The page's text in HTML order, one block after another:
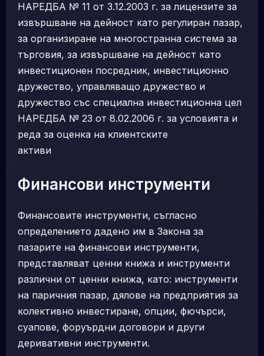
НАРЕДБА № 11 от 3.12.2003 г. за лицензите за
извършване на дейност като регулиран пазар,
за организиране на многостранна система за
търговия, за извършване на дейност като
инвестиционен посредник, инвестиционно
дружество, управляващо дружество и
дружество със специална инвестиционна цел
НАРЕДБА № 23 от 8.02.2006 г. за условията и
реда за оценка на клиентските
активи
Финансови инструменти
Финансовите инструменти, съгласно
определението дадено им в Закона за
пазарите на финансови инструменти,
представляват ценни книжа и инструменти
различни от ценни книжа, като: инструменти
на паричния пазар, дялове на предприятия за
колективно инвестиране, опции, фючърси,
суапове, форуърдни договори и други
деривативни инструменти.